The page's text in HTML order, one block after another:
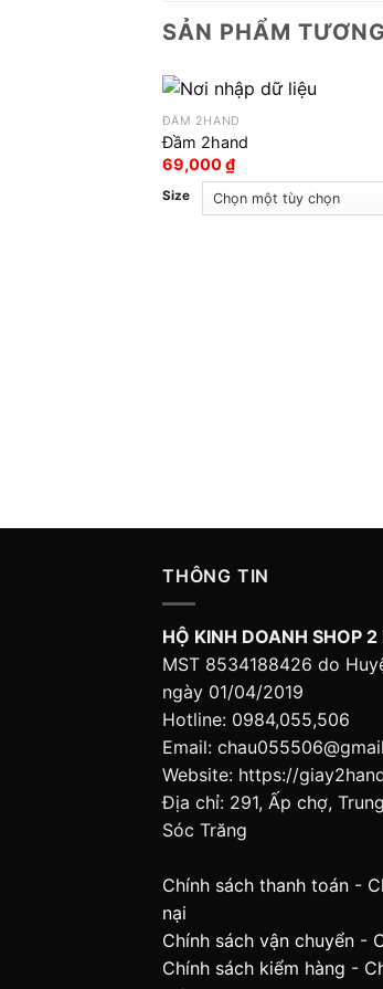
SẢN PHẨM
ĐẦM 2HAND
Đầm 2hand
69,000₫
Size
THÔNG TIN
HỘ KINH DOANH SHOP 2
MST 8534188426 do
ngày 01/04/2019
Hotline: 0984,055,506
Email:
Website: https://
Địa chỉ: 291, Ấp chợ,
Sóc Trăng
Chính sách thanh toán -
nại
Chính sách vận chuyển -
Chính sách kiểm hàng -